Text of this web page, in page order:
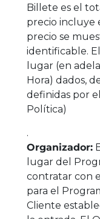
Billete es el
precio incluye
precio se
identificable.
lugar (en
Hora) dados,
definidas por
Política)
.
Organizador:
lugar del
contratar con
para el
Cliente